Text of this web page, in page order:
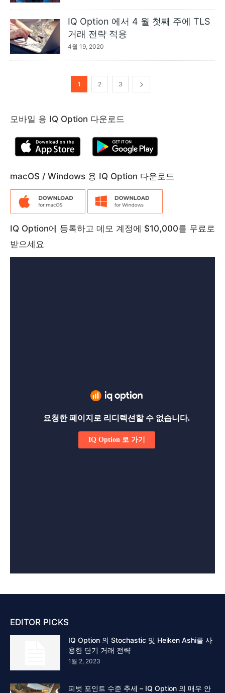
IQ Option 에서 4 월 첫째 주에 TLS
거래 전략 적용
4월 19, 2020
1 2 3
모바일 용 IQ Option 다운로드
macOS / Windows 용 IQ Option 다운로드
IQ Option에 등록하고 데모 계정에 $10,000를 무료로
받으세요
EDITOR PICKS
IQ Option 의 Stochastic 및 Heiken Ashi를 사
용한 단기 거래 전략
1월 2, 2023
피벗 포인트 수준 추세 – IQ Option 의 매우 안